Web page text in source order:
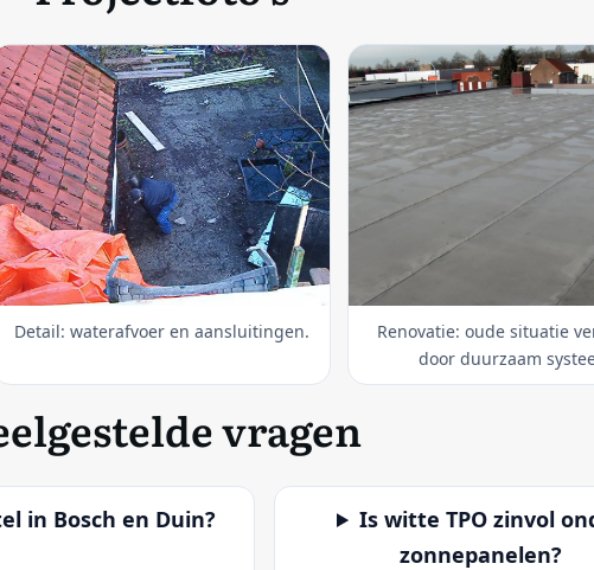
Detail: waterafvoer en aansluitingen.
Renovatie: oude situatie
door duurzaam
vragen
in Bosch en Duin?
Is witte TPO zinvol
zonnepanelen?